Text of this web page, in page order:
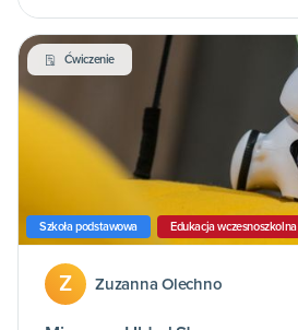
Ćwiczenie
Szkoła podstawowa Edukacja wczesnoszkolna
Z Zuzanna Olechno